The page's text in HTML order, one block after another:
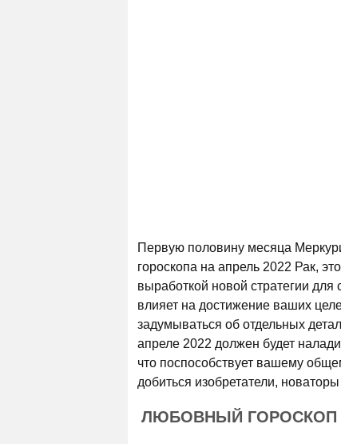
Первую половину месяца
гороскопа на апрель 2022 Рак,
выработкой новой стратегии для
влияет на достижение ваших
задумываться об отдельных
апреле 2022 должен будет
что поспособствует вашему
добиться изобретатели,
ЛЮБОВНЫЙ ГОРОСКОП